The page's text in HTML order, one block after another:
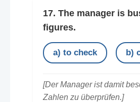
17. The manager is
figures.
a) to check b)
[Der Manager ist damit
Zahlen zu überprüfen.]